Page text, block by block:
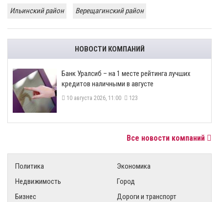
Ильинский район
Верещагинский район
НОВОСТИ КОМПАНИЙ
Банк Уралсиб – на 1 месте рейтинга лучших
кредитов наличными в августе
10 августа 2026, 11:00 123
Все новости компаний
Политика
Экономика
Недвижимость
Город
Бизнес
Дороги и транспорт